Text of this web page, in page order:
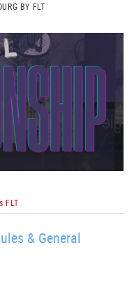
BY FLT
FLT
& General